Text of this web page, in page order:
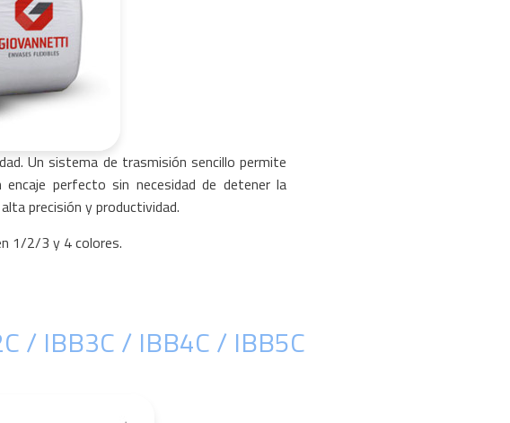
Un sistema de trasmisión sencillo permite
perfecto sin necesidad de detener la
precisión y productividad.
1/2/3 y 4 colores.
/ IBB3C / IBB4C / IBB5C